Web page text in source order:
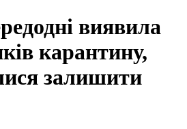
виявила
карантину,
залишити